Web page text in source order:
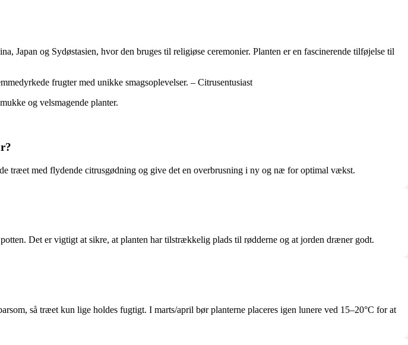
Japan og Sydøstasien, hvor den bruges til religiøse ceremonier. Planten er en fascinerende tilføjelse til
frugter med unikke smagsoplevelser. – Citrusentusiast
og velsmagende planter.
træet med flydende citrusgødning og give det en overbrusning i ny og næ for optimal vækst.
Det er vigtigt at sikre, at planten har tilstrækkelig plads til rødderne og at jorden dræner godt.
så træet kun lige holdes fugtigt. I marts/april bør planterne placeres igen lunere ved 15–20°C for at